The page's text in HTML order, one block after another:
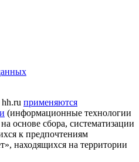
применяются
(информационные технологии
основе сбора, систематизации
к предпочтениям
находящихся на территории